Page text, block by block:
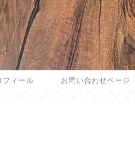
フィール お問い合わせページ